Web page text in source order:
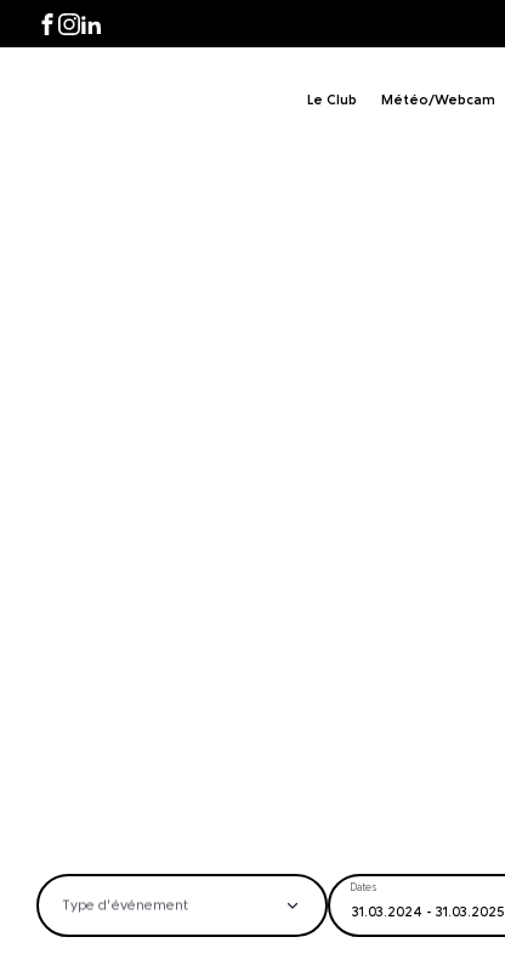
Facebook
Instagram
LinkedIn
Le Club Météo/Webcam
Type d’événement
Dates
31.03.2024 - 31.03.2025